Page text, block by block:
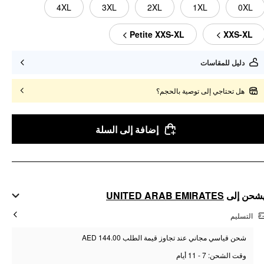
0XL
1XL
2XL
3XL
4XL
XXS-XL
Petite XXS-XL
دليل للمقاسات
هل تحتاجي إلى توصية بالحجم؟
إضافة إلى السلة
إلى UNITED ARAB EMIRATES
التسليم
شحن قياسي مجاني عند تجاوز قيمة الطلب AED 144.00
وقت الشحن: 7 - 11 أيام